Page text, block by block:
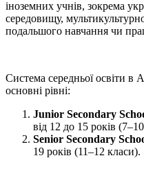
іноземних учнів, зокрема
середовищу,
подальшого навчання чи
Система середньої освіти в
основні рівні:
Junior Secondary
від 12 до 15 років
Senior Secondary
19 років (11–12 класи).